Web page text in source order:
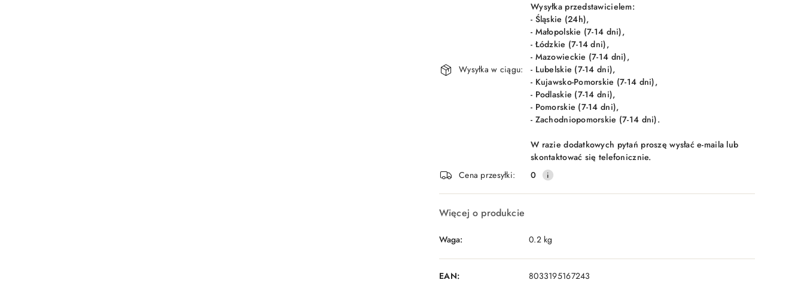
Wysyłka w ciągu:
Wysyłka przedstawicielem:
- Śląskie (24h),
- Małopolskie (7-14 dni),
- Łódzkie (7-14 dni),
- Mazowieckie (7-14 dni),
- Lubelskie (7-14 dni),
- Kujawsko-Pomorskie (7-14 dni),
- Podlaskie (7-14 dni),
- Pomorskie (7-14 dni),
- Zachodniopomorskie (7-14 dni).
W razie dodatkowych pytań proszę wysłać e-maila lub
skontaktować się telefonicznie.
Cena przesyłki:
0
Więcej o produkcie
Waga: 0.2 kg
EAN: 8033195167243